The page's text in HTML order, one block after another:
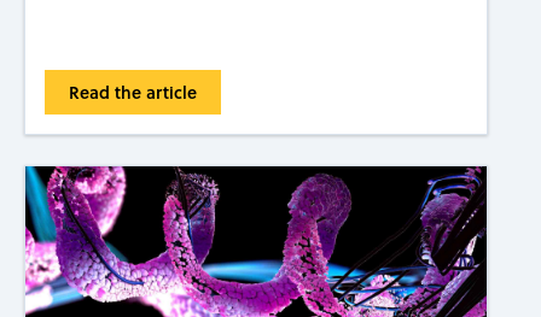
Read the article